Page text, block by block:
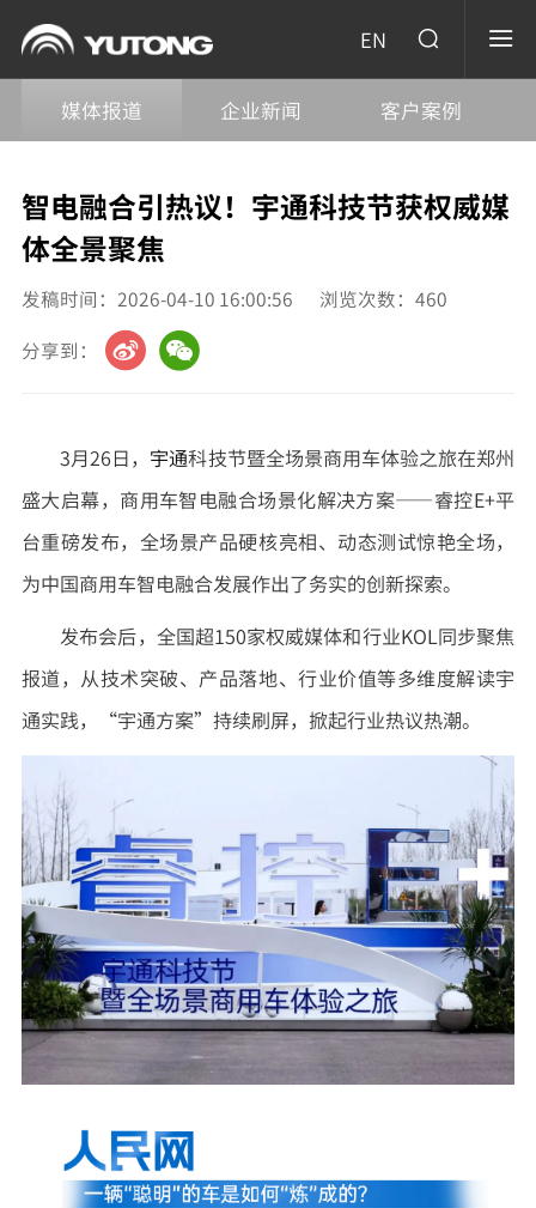
EN
媒体报道 企业新闻 客户案例
智电融合引热议！宇通科技节获权威媒
体全景聚焦
发稿时间：2026-04-10 16:00:56 浏览次数： 460
分享到：
3月26日， 宇通科技节暨全场景商用车体验之旅在郑州
盛大启幕，商用车智电融合场景化解决方案——睿控E+平
台重磅发布，全场景产品硬核亮相、动态测试惊艳全场，
为中国商用车智电融合发展作出了务实的创新探索。
发布会后，全国超150家权威媒体和行业KOL同步聚焦
报道，从技术突破、产品落地、行业价值等多维度解读宇
通实践，“宇通方案”持续刷屏，掀起行业热议热潮。